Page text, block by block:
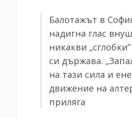
Балотажът в
надигна глас
никакви
си държава.
на тази сила и
движение на
приляга